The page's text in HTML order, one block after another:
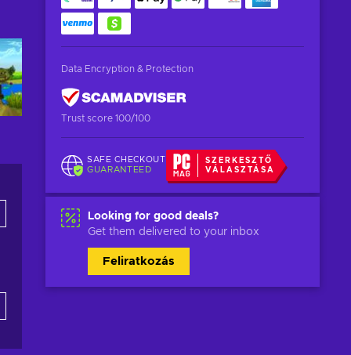
Data Encryption & Protection
Trust score 100/100
SAFE CHECKOUT
GUARANTEED
SZERKESZTŐ
VÁLASZTÁSA
Looking for good deals?
Get them delivered to your inbox
Feliratkozás